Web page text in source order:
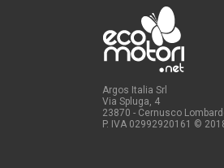
Argos Italia Srl
Via Spluga, 4
23870 - Cernusco
P. IVA 02992920161 ©